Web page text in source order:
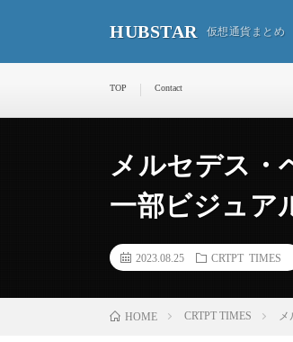
HUBSTAR 仮想通貨まとめ
TOP Contact
メルセデス・
一部ビジュア
2023.08.25 CRTPT TIMES
HOME CRTPT TIMES メ